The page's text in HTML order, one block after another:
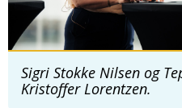
Sigri Stokke Nilsen og
Kristoffer Lorentzen.